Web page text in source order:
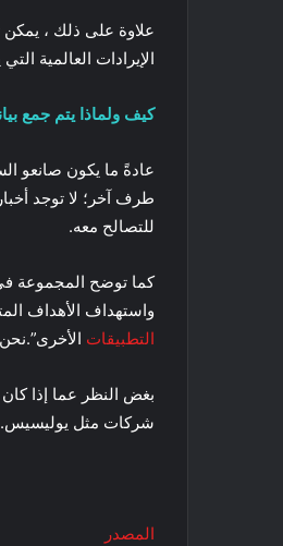
الإيرادات العالمية التي يتم
كيف ولماذا يتم جمع
عادةً ما يكون صانعو
طرف آخر؛ لا توجد
للتصالح معه.
كما توضح المجموعة في
واستهداف الأهداف
التطبيقات
شركات مثل يوليسيس.
المصدر